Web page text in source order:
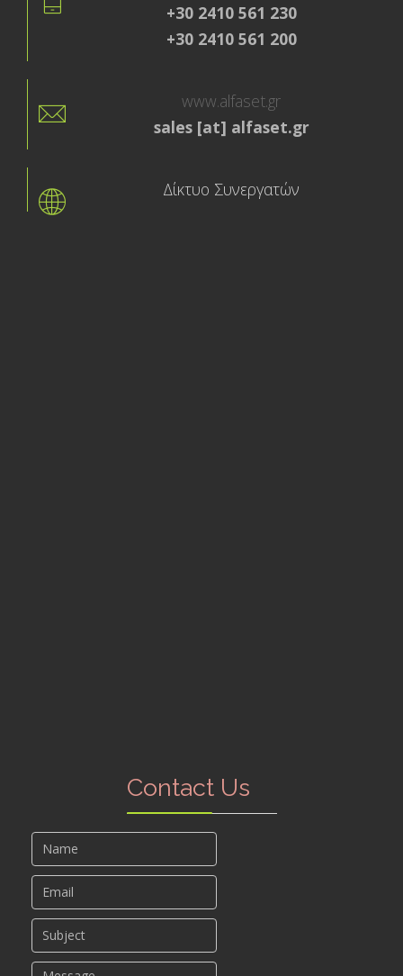
+30 2410 561 230
+30 2410 561 200
www.alfaset.gr
sales [at] alfaset.gr
Δίκτυο Συνεργατών
Contact Us